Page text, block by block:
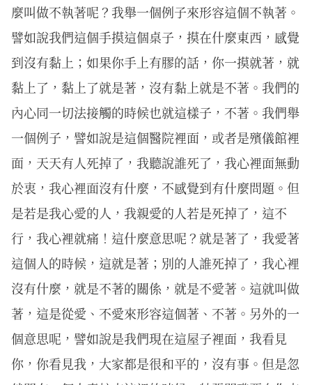
麼叫做不執著呢？我舉一個例子來形容這個不執著。
譬如說我們這個手摸這個桌子，摸在什麼東西，感覺
到沒有黏上；如果你手上有膠的話，你一摸就著，就
黏上了，黏上了就是著，沒有黏上就是不著。我們的
內心同一切法接觸的時候也就這樣子，不著。我們舉
一個例子，譬如說是這個醫院裡面，或者是殯儀館裡
面，天天有人死掉了，我聽說誰死了，我心裡面無動
於衷，我心裡面沒有什麼，不感覺到有什麼問題。但
是若是我心愛的人，我親愛的人若是死掉了，這不
行，我心裡就痛！這什麼意思呢？就是著了，我愛著
這個人的時候，這就是著；別的人誰死掉了，我心裡
沒有什麼，就是不著的關係，就是不愛著。這就叫做
著，這是從愛、不愛來形容這個著、不著。另外的一
個意思呢，譬如說是我們現在這屋子裡面，我看見
你，你看見我，大家都是很和平的，沒有事。但是忽